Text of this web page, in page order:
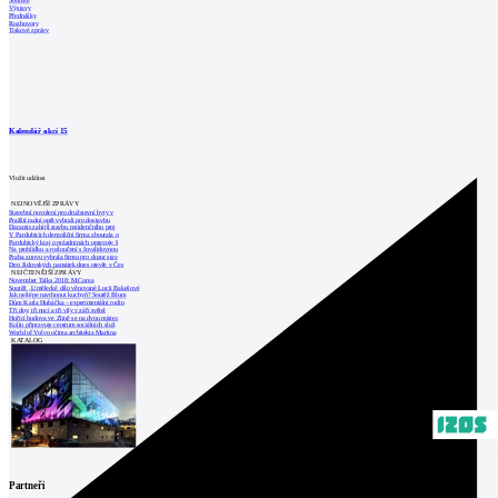
Výstavy
Přednášky
Rozhovory
Tiskové zprávy
Kalendář akcí 15
Vložit událost
NEJNOVĚJŠÍ ZPRÁVY
Stavební povolení pro družstevní byty v
Pražští radní opět vybrali pro dostavbu
Daramis zahájil stavbu rezidenčního proj
V Pardubicích demoliční firma zbourala o
Pardubický kraj o prázdninách upravuje š
Na prohlídku a rozloučení s Invalidovnou
Praha znovu vybrala firmu pro dozor stav
Den židovských památek dnes otevře v Čes
NEJČTENĚJŠÍ ZPRÁVY
November Talks 2018: M.Corea
Soutěž „Umělecké dílo věnované Lucii Bakešové
Jak nejlépe navrhnout kuchyň? Soutěž Blum
Dům Karla Hubáčka – experimentální rodin
Tři dny, tři noci a tři vily v záři světel
Hořící budova ve Zlíně se na dvou místec
Kolín připravuje centrum sociálních služ
World of Volvo očima architekta Martina
KATALOG
Partneři